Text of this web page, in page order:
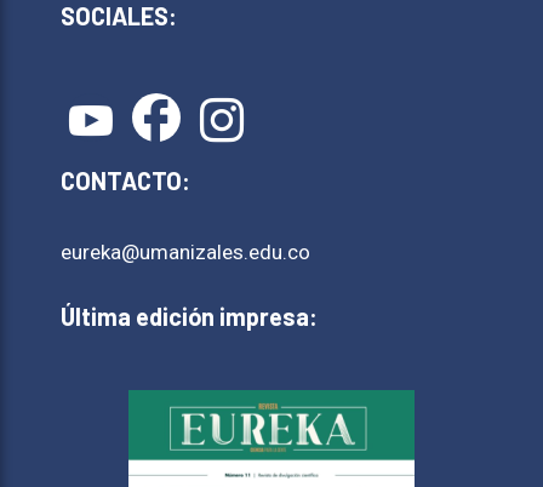
SOCIALES:
CONTACTO:
eureka@umanizales.edu.co
Última edición impresa: